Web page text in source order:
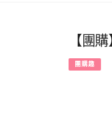
【團
團購趣